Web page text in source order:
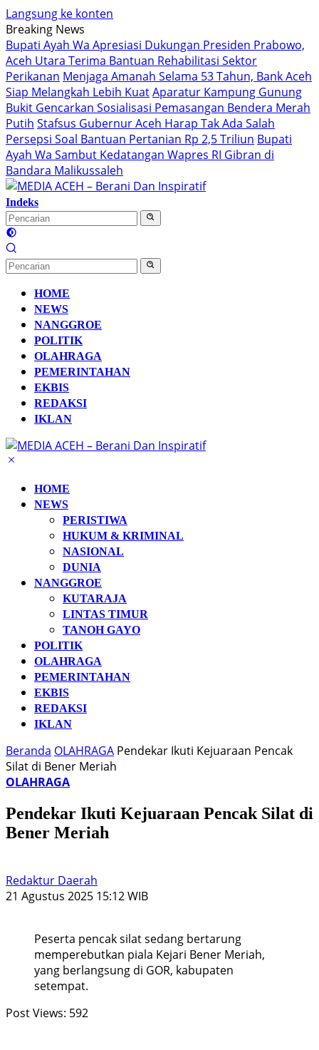
Langsung ke konten
Breaking News
Bupati Ayah Wa Apresiasi Dukungan Presiden Prabowo,
Aceh Utara Terima Bantuan Rehabilitasi Sektor
Perikanan Menjaga Amanah Selama 53 Tahun, Bank Aceh
Siap Melangkah Lebih KuatAparatur Kampung Gunung
Bukit Gencarkan Sosialisasi Pemasangan Bendera Merah
Putih Stafsus Gubernur Aceh Harap Tak Ada Salah
Persepsi Soal Bantuan Pertanian Rp 2,5 Triliun Bupati
Ayah Wa Sambut Kedatangan Wapres RI Gibran di
Bandara Malikussaleh
Indeks
HOME
NEWS
NANGGROE
POLITIK
OLAHRAGA
PEMERINTAHAN
EKBIS
REDAKSI
IKLAN
HOME
NEWS
PERISTIWA
HUKUM & KRIMINAL
NASIONAL
DUNIA
NANGGROE
KUTARAJA
LINTAS TIMUR
TANOH GAYO
POLITIK
OLAHRAGA
PEMERINTAHAN
EKBIS
REDAKSI
IKLAN
Beranda OLAHRAGA Pendekar Ikuti Kejuaraan Pencak
Silat di Bener Meriah
OLAHRAGA
Pendekar Ikuti Kejuaraan Pencak Silat di
Bener Meriah
Redaktur Daerah
21 Agustus 2025 15:12 WIB
Peserta pencak silat sedang bertarung
memperebutkan piala Kejari Bener Meriah,
yang berlangsung di GOR, kabupaten
setempat.
Post Views: 592